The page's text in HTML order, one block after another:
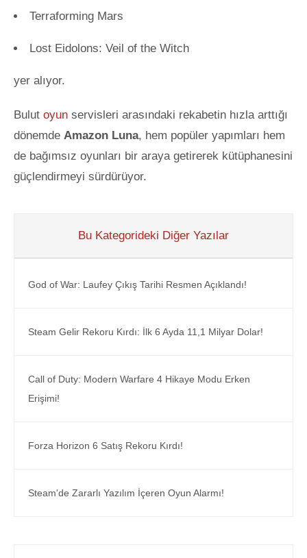
Terraforming Mars
Lost Eidolons: Veil of the Witch
yer alıyor.
Bulut oyun servisleri arasındaki rekabetin hızla arttığı
dönemde Amazon Luna, hem popüler yapımları hem
de bağımsız oyunları bir araya getirerek kütüphanesini
güçlendirmeyi sürdürüyor.
Bu Kategorideki Diğer Yazılar
God of War: Laufey Çıkış Tarihi Resmen Açıklandı!
Steam Gelir Rekoru Kırdı: İlk 6 Ayda 11,1 Milyar Dolar!
Call of Duty: Modern Warfare 4 Hikaye Modu Erken
Erişimi!
Forza Horizon 6 Satış Rekoru Kırdı!
Steam'de Zararlı Yazılım İçeren Oyun Alarmı!